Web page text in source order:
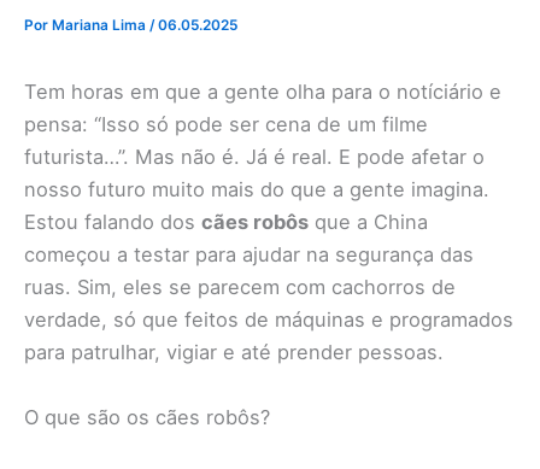
Por Mariana Lima /06.05.2025
Tem horas em que a gente olha para o notíciário e
pensa: “Isso só pode ser cena de um filme
futurista…”. Mas não é. Já é real. E pode afetar o
nosso futuro muito mais do que a gente imagina.
Estou falando dos cães robôs que a China
começou a testar para ajudar na segurança das
ruas. Sim, eles se parecem com cachorros de
verdade, só que feitos de máquinas e programados
para patrulhar, vigiar e até prender pessoas.
O que são os cães robôs?